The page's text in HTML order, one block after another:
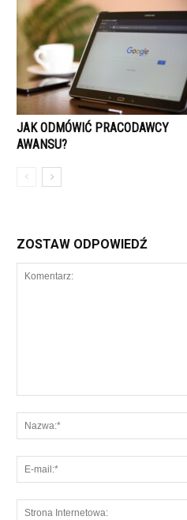
JAK ODMÓWIĆ PRACODAWCY
AWANSU?
ZOSTAW ODPOWIEDŹ